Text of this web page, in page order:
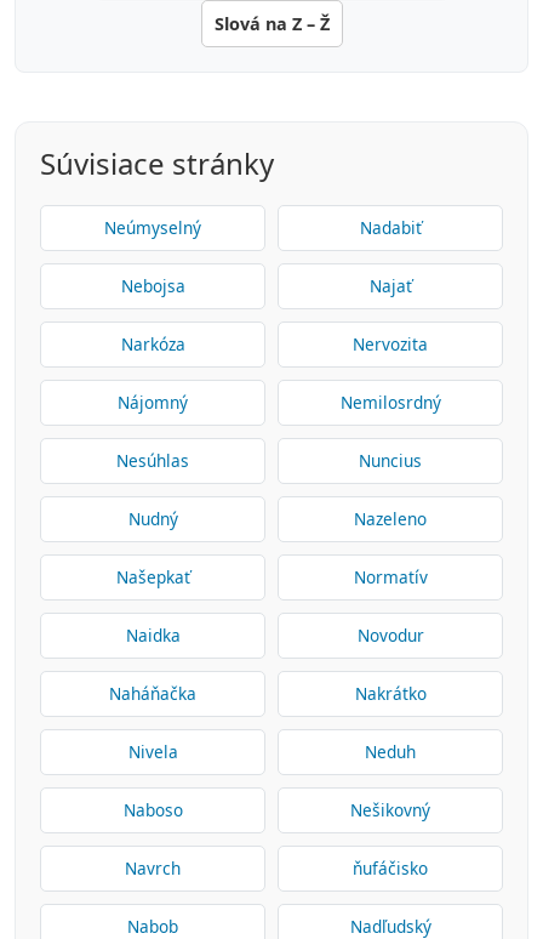
Slová na Z – Ž
Súvisiace stránky
Neúmyselný Nadabiť
Nebojsa Najať
Narkóza Nervozita
Nájomný Nemilosrdný
Nesúhlas Nuncius
Nudný Nazeleno
Našepkať Normatív
Naidka Novodur
Naháňačka Nakrátko
Nivela Neduh
Naboso Nešikovný
Navrch ňufáčisko
Nabob Nadľudský